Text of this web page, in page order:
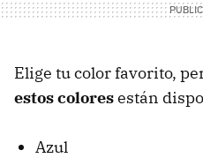
Elige tu color favorito,
estos coloresestán
Azul